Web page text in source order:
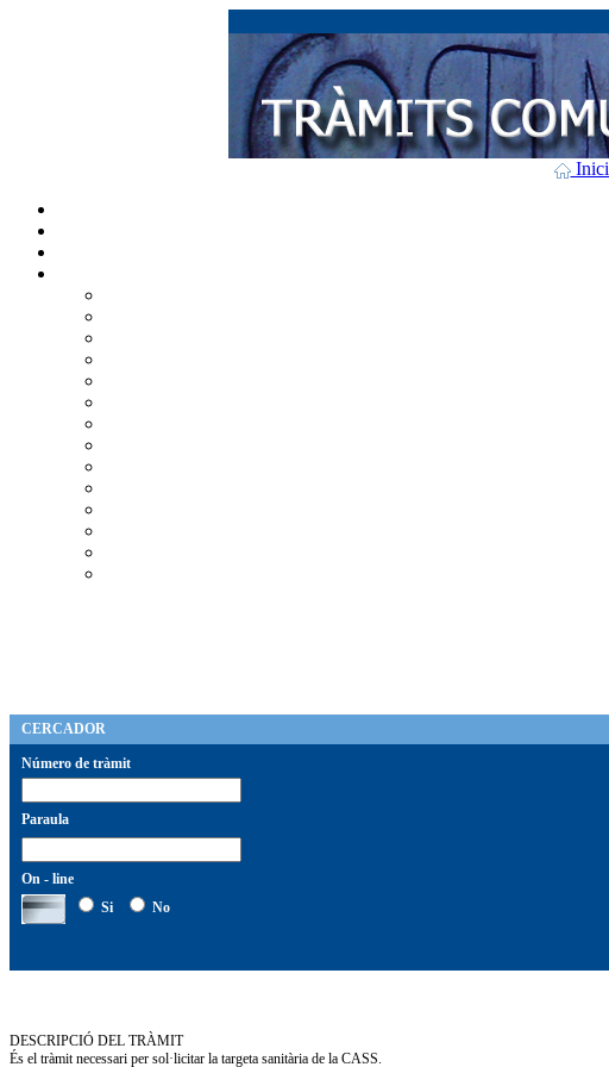
Inici
CERCADOR
Número de tràmit
Paraula
On - line
Si
No
DESCRIPCIÓ DEL TRÀMIT
És el tràmit necessari per sol·licitar la targeta sanitària de la CASS.